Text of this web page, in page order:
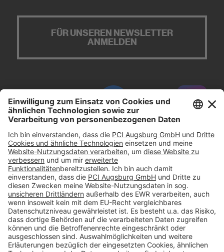
FÜR UNSEREN NEWSLETTER
ANMELDEN
#PCI
Impressum
Datenschutz
AGB